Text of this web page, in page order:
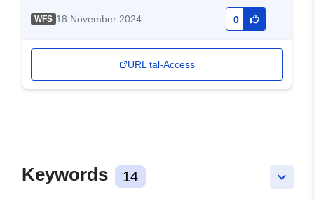
WFS 18 November 2024 0
URL tal-Aċċess
keyboard_arrow_down
Keywords 14